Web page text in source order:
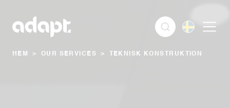
HEM > OUR SERVICES > TEKNISK KONSTRUKTION